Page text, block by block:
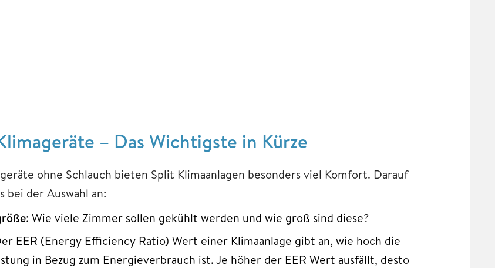
– Das Wichtigste in Kürze
ohne Schlauch bieten Split Klimaanlagen besonders viel Komfort. Darauf
bei der Auswahl an:
: Wie viele Zimmer sollen gekühlt werden und wie groß sind diese?
EER (Energy Efficiency Ratio) Wert einer Klimaanlage gibt an, wie hoch die
in Bezug zum Energieverbrauch ist. Je höher der EER Wert ausfällt, desto